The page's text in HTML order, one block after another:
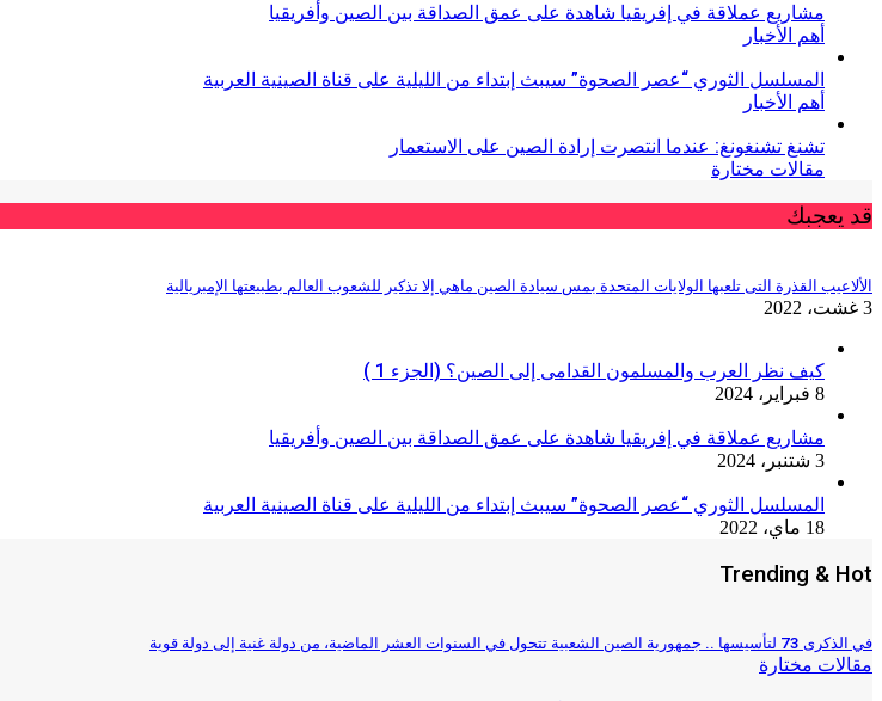
مشاريع عملاقة في إفريقيا شاهدة على عمق الصداقة بين الصين وأفريقيا
أهم الأخبار
المسلسل الثوري “عصر الصحوة” سيبث إبتداء من الليلية على قناة الصينية العربية
أهم الأخبار
تشنغ تشنغونغ: عندما انتصرت إرادة الصين على الاستعمار
مقالات مختارة
قد يعجبك
الألاعيب القذرة التى تلعبها الولايات المتحدة بمس سيادة الصين ماهي إلا تذكير للشعوب العالم بطبيعتها الإمبريالية
3 غشت، 2022
كيف نظر العرب والمسلمون القدامى إلى الصين؟ (الجزء 1 )
8 فبراير، 2024
مشاريع عملاقة في إفريقيا شاهدة على عمق الصداقة بين الصين وأفريقيا
3 شتنبر، 2024
المسلسل الثوري “عصر الصحوة” سيبث إبتداء من الليلية على قناة الصينية العربية
18 ماي، 2022
Trending & Hot
في الذكرى 73 لتأسيسها .. جمهورية الصين الشعبية تتحول في السنوات العشر الماضية، من دولة غنية إلى دولة قوية
مقالات مختارة